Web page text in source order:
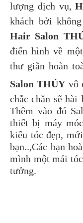
lượng dịch vụ,
khách bởi
Hair Salon
điển hình về
thư giãn hoàn
Salon THÚY vô
chắc chắn sẽ
Thêm vào đó
thiết bị máy
kiểu tóc đẹp,
bạn..,Các bạn
mình một mái
tưởng.